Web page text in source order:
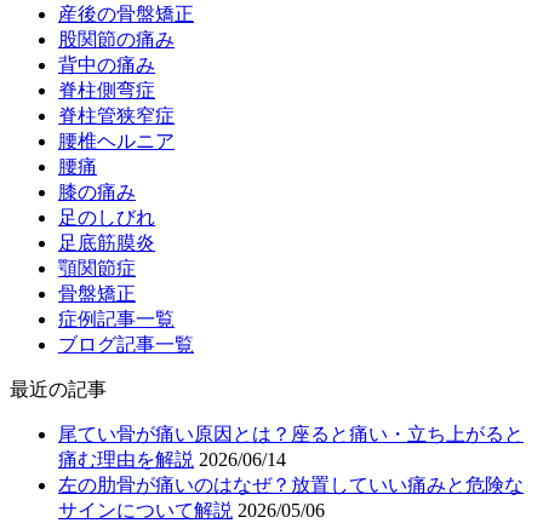
産後の骨盤矯正
股関節の痛み
背中の痛み
脊柱側弯症
脊柱管狭窄症
腰椎ヘルニア
腰痛
膝の痛み
足のしびれ
足底筋膜炎
顎関節症
骨盤矯正
症例記事一覧
ブログ記事一覧
最近の記事
尾てい骨が痛い原因とは？座ると痛い・立ち上がると
痛む理由を解説 2026/06/14
左の肋骨が痛いのはなぜ？放置していい痛みと危険な
サインについて解説 2026/05/06